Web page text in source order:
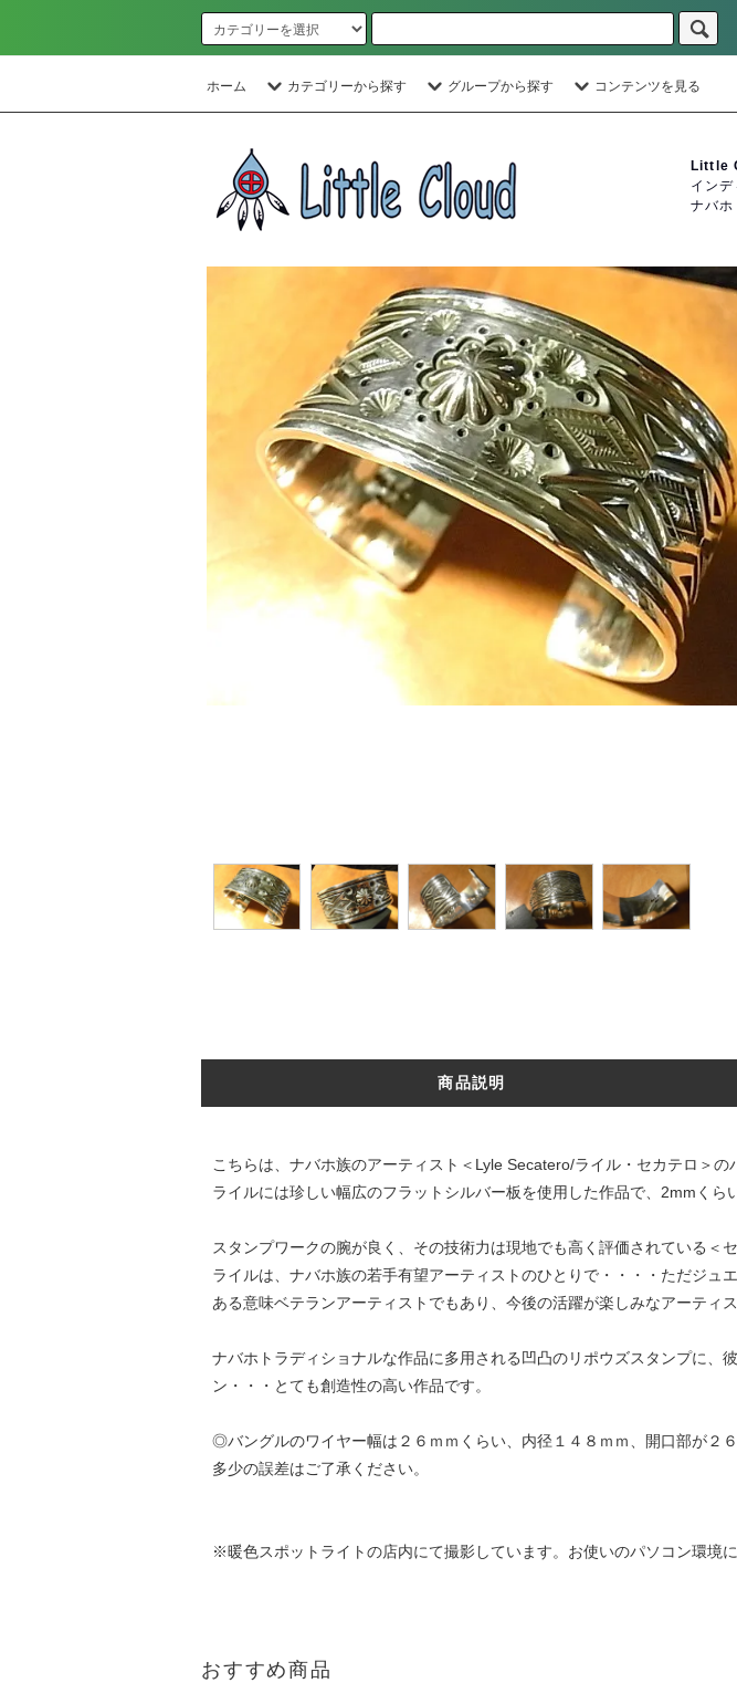
ホーム カテゴリーから探す グループから探す コンテンツを見る
Little
イン
ナバホ
商品説明
こちらは、ナバホ族のアーティスト＜Lyle Secatero/ライル・セカテロ＞の
ライルには珍しい幅広のフラットシルバー板を使用した作品で、2mmくら
スタンプワークの腕が良く、その技術力は現地でも高く評価されている＜
ライルは、ナバホ族の若手有望アーティストのひとりで・・・・ただジ
ある意味ベテランアーティストでもあり、今後の活躍が楽しみなアーティス
ナバホトラディショナルな作品に多用される凹凸のリポウズスタンプに、
ン・・・とても創造性の高い作品です。
◎バングルのワイヤー幅は２６ｍｍくらい、内径１４８ｍｍ、開口部が２
多少の誤差はご了承ください。
※暖色スポットライトの店内にて撮影しています。お使いのパソコン環境
おすすめ商品